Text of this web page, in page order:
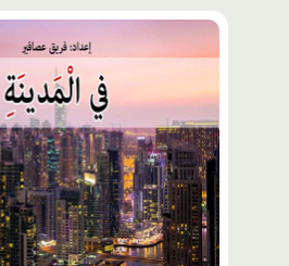
محتوى